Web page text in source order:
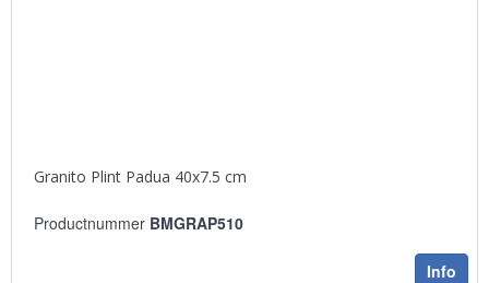
Granito Plint Padua 40x7.5 cm
Productnummer BMGRAP510
Info